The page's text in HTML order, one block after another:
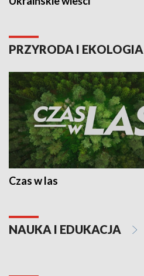
PRZYRODA I EKOLOGIA
Czas w las
NAUKA I EDUKACJA